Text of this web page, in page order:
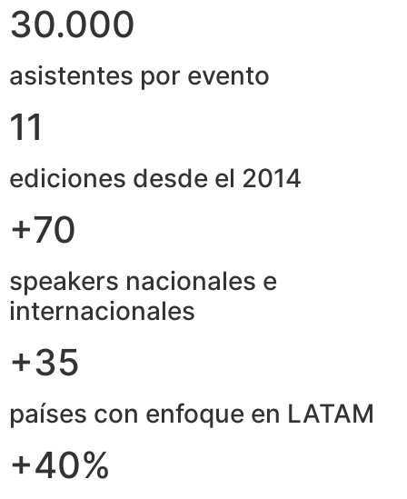
30.000
asistentes por evento
11
ediciones desde el 2014
+70
speakers nacionales e
internacionales
+35
países con enfoque en LATAM
+40%